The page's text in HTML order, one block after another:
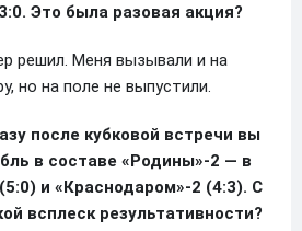
Это была разовая акция?
решил. Меня вызывали и на
но на поле не выпустили.
после кубковой встречи вы
в составе «Родины»-2 — в
и «Краснодаром»-2 (4:3). С
всплеск результативности?